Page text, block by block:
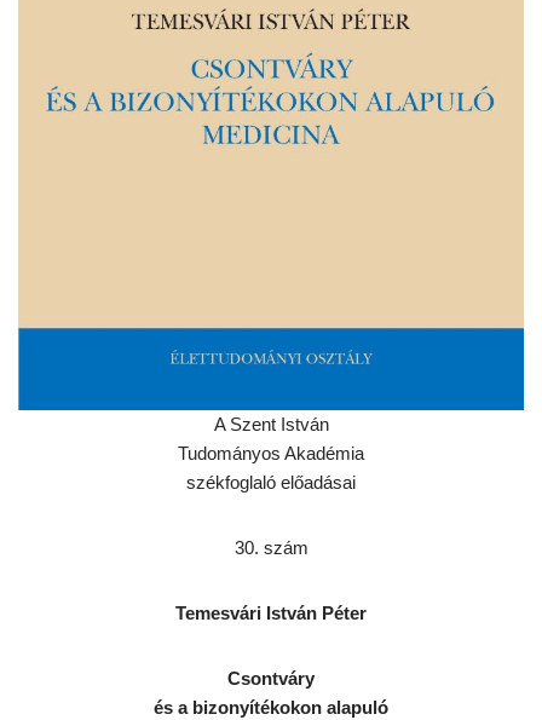
A Szent István
Tudományos Akadémia
székfoglaló előadásai
30. szám
Temesvári István Péter
Csontváry
és a bizonyítékokon alapuló